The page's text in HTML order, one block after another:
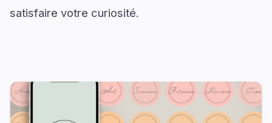
satisfaire votre curiosité.